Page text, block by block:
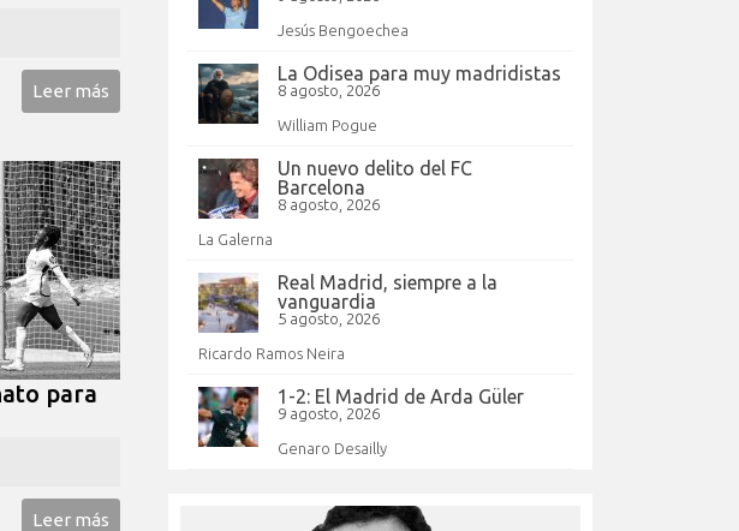
Leer más
para
Leer más
Jesús Bengoechea
La Odisea para muy madridistas
8 agosto, 2026
William Pogue
Un nuevo delito del FC
Barcelona
8 agosto, 2026
La Galerna
Real Madrid, siempre a la
vanguardia
5 agosto, 2026
Ricardo Ramos Neira
1-2: El Madrid de Arda Güler
9 agosto, 2026
Genaro Desailly